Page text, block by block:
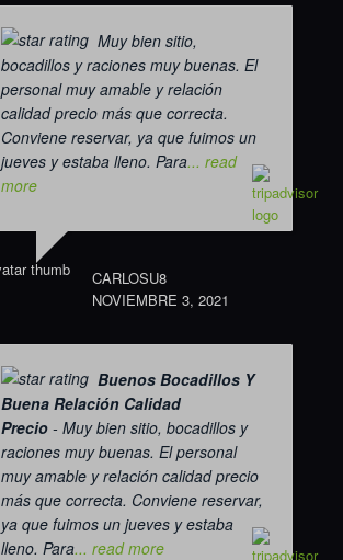
Muy bien sitio,
bocadillos y raciones muy buenas. El
personal muy amable y relación
calidad precio más que correcta.
Conviene reservar, ya que fuimos un
jueves y estaba lleno. Para... read
more
CARLOSU8
NOVIEMBRE 3, 2021
Buenos Bocadillos Y
Buena Relación Calidad
Precio - Muy bien sitio, bocadillos y
raciones muy buenas. El personal
muy amable y relación calidad precio
más que correcta. Conviene reservar,
ya que fuimos un jueves y estaba
lleno. Para... read more